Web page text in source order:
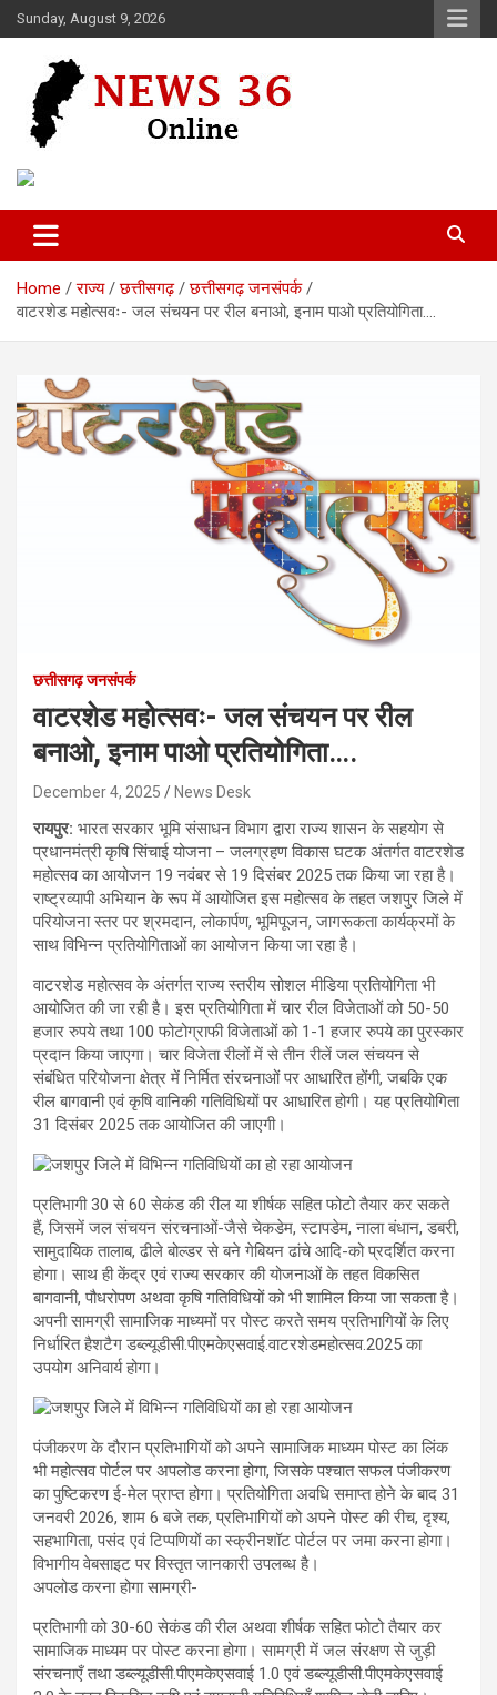
Skip
to
Sunday, August 9, 2026
News 36
Home राज्य छत्तीसगढ़
छत्तीसगढ़ जनसंपर्क
वाटरशेड महोत्सवः- जल संचयन पर रील बनाओ, इनाम पाओ प्रतियोगिता….
छत्तीसगढ़ जनसंपर्क
वाटरशेड महोत्सवः- जल संचयन पर रील
बनाओ, इनाम पाओ प्रतियोगिता….
December 4, 2025 News Desk
रायपुर: भारत सरकार भूमि संसाधन विभाग द्वारा राज्य शासन के सहयोग से
प्रधानमंत्री कृषि सिंचाई योजना – जलग्रहण विकास घटक अंतर्गत वाटरशेड
महोत्सव का आयोजन 19 नवंबर से 19 दिसंबर 2025 तक किया जा रहा है।
राष्ट्रव्यापी अभियान के रूप में आयोजित इस महोत्सव के तहत जशपुर जिले में
परियोजना स्तर पर श्रमदान, लोकार्पण, भूमिपूजन, जागरूकता कार्यक्रमों के
साथ विभिन्न प्रतियोगिताओं का आयोजन किया जा रहा है।
वाटरशेड महोत्सव के अंतर्गत राज्य स्तरीय सोशल मीडिया प्रतियोगिता भी
आयोजित की जा रही है। इस प्रतियोगिता में चार रील विजेताओं को 50-50
हजार रुपये तथा 100 फोटोग्राफी विजेताओं को 1-1 हजार रुपये का पुरस्कार
प्रदान किया जाएगा। चार विजेता रीलों में से तीन रीलें जल संचयन से
संबंधित परियोजना क्षेत्र में निर्मित संरचनाओं पर आधारित होंगी, जबकि एक
रील बागवानी एवं कृषि वानिकी गतिविधियों पर आधारित होगी। यह प्रतियोगिता
31 दिसंबर 2025 तक आयोजित की जाएगी।
प्रतिभागी 30 से 60 सेकंड की रील या शीर्षक सहित फोटो तैयार कर सकते
हैं, जिसमें जल संचयन संरचनाओं-जैसे चेकडेम, स्टापडेम, नाला बंधान, डबरी,
सामुदायिक तालाब, ढीले बोल्डर से बने गेबियन ढांचे आदि-को प्रदर्शित करना
होगा। साथ ही केंद्र एवं राज्य सरकार की योजनाओं के तहत विकसित
बागवानी, पौधरोपण अथवा कृषि गतिविधियों को भी शामिल किया जा सकता है।
अपनी सामग्री सामाजिक माध्यमों पर पोस्ट करते समय प्रतिभागियों के लिए
निर्धारित हैशटैग डब्ल्यूडीसी.पीएमकेएसवाई.वाटरशेडमहोत्सव.2025 का
उपयोग अनिवार्य होगा।
पंजीकरण के दौरान प्रतिभागियों को अपने सामाजिक माध्यम पोस्ट का लिंक
भी महोत्सव पोर्टल पर अपलोड करना होगा, जिसके पश्चात सफल पंजीकरण
का पुष्टिकरण ई-मेल प्राप्त होगा। प्रतियोगिता अवधि समाप्त होने के बाद 31
जनवरी 2026, शाम 6 बजे तक, प्रतिभागियों को अपने पोस्ट की रीच, दृश्य,
सहभागिता, पसंद एवं टिप्पणियों का स्क्रीनशॉट पोर्टल पर जमा करना होगा।
विभागीय वेबसाइट पर विस्तृत जानकारी उपलब्ध है।
अपलोड करना होगा सामग्री-
प्रतिभागी को 30-60 सेकंड की रील अथवा शीर्षक सहित फोटो तैयार कर
सामाजिक माध्यम पर पोस्ट करना होगा। सामग्री में जल संरक्षण से जुड़ी
संरचनाएँ तथा डब्ल्यूडीसी.पीएमकेएसवाई 1.0 एवं डब्ल्यूडीसी.पीएमकेएसवाई